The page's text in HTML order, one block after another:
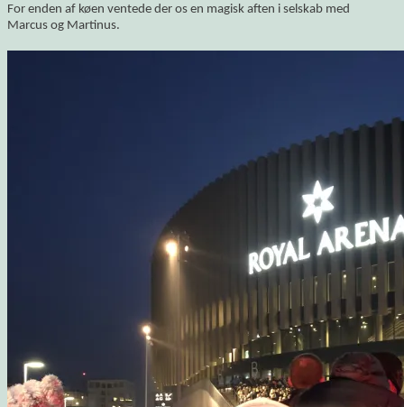
For enden af køen ventede der os en magisk aften i selskab med
Marcus og Martinus.